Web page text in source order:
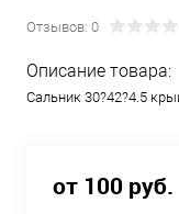
Отзывов: 0
Описание товара:
Сальник 30?42?4.5
от 100 руб.